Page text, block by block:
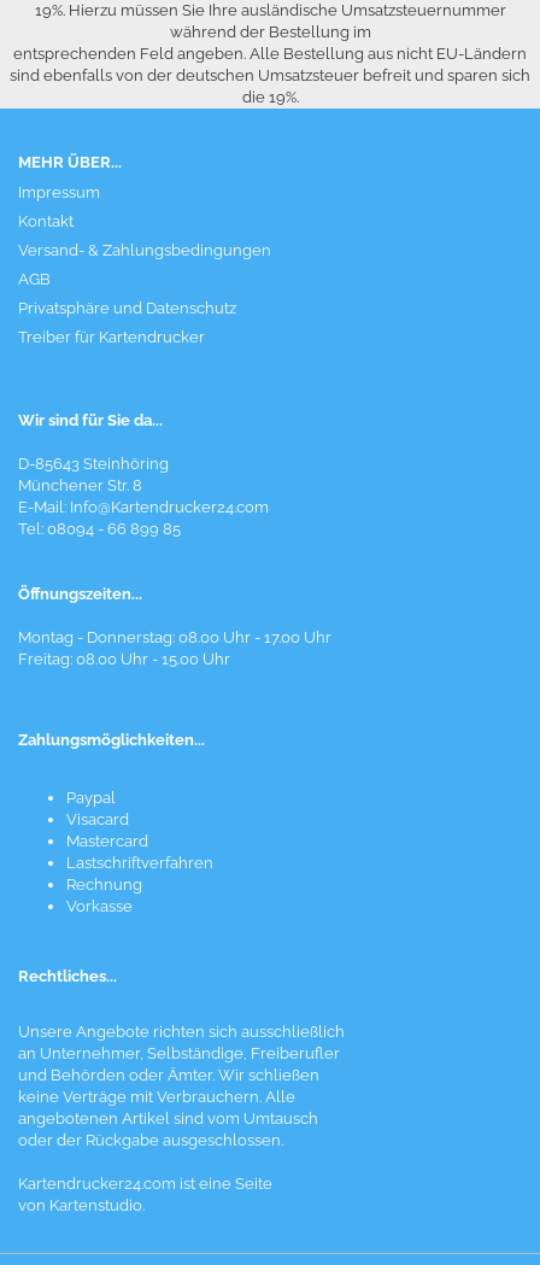
19%. Hierzu müssen Sie Ihre ausländische Umsatzsteuernummer
während der Bestellung im
entsprechenden Feld angeben. Alle Bestellung aus nicht EU-Ländern
sind ebenfalls von der deutschen Umsatzsteuer befreit und sparen sich
die 19%.
MEHR ÜBER...
Impressum
Kontakt
Versand- & Zahlungsbedingungen
AGB
Privatsphäre und Datenschutz
Treiber für Kartendrucker
Wir sind für Sie da...
D-85643 Steinhöring
Münchener Str. 8
E-Mail: Info@Kartendrucker24.com
Tel: 08094 - 66 899 85
Öffnungszeiten...
Montag - Donnerstag: 08.00 Uhr - 17.00 Uhr
Freitag: 08.00 Uhr - 15.00 Uhr
Zahlungsmöglichkeiten...
Paypal
Visacard
Mastercard
Lastschriftverfahren
Rechnung
Vorkasse
Rechtliches...
Unsere Angebote richten sich ausschließlich
an Unternehmer, Selbständige, Freiberufler
und Behörden oder Ämter. Wir schließen
keine Verträge mit Verbrauchern. Alle
angebotenen Artikel sind vom Umtausch
oder der Rückgabe ausgeschlossen.
Kartendrucker24.com ist eine Seite
von Kartenstudio.